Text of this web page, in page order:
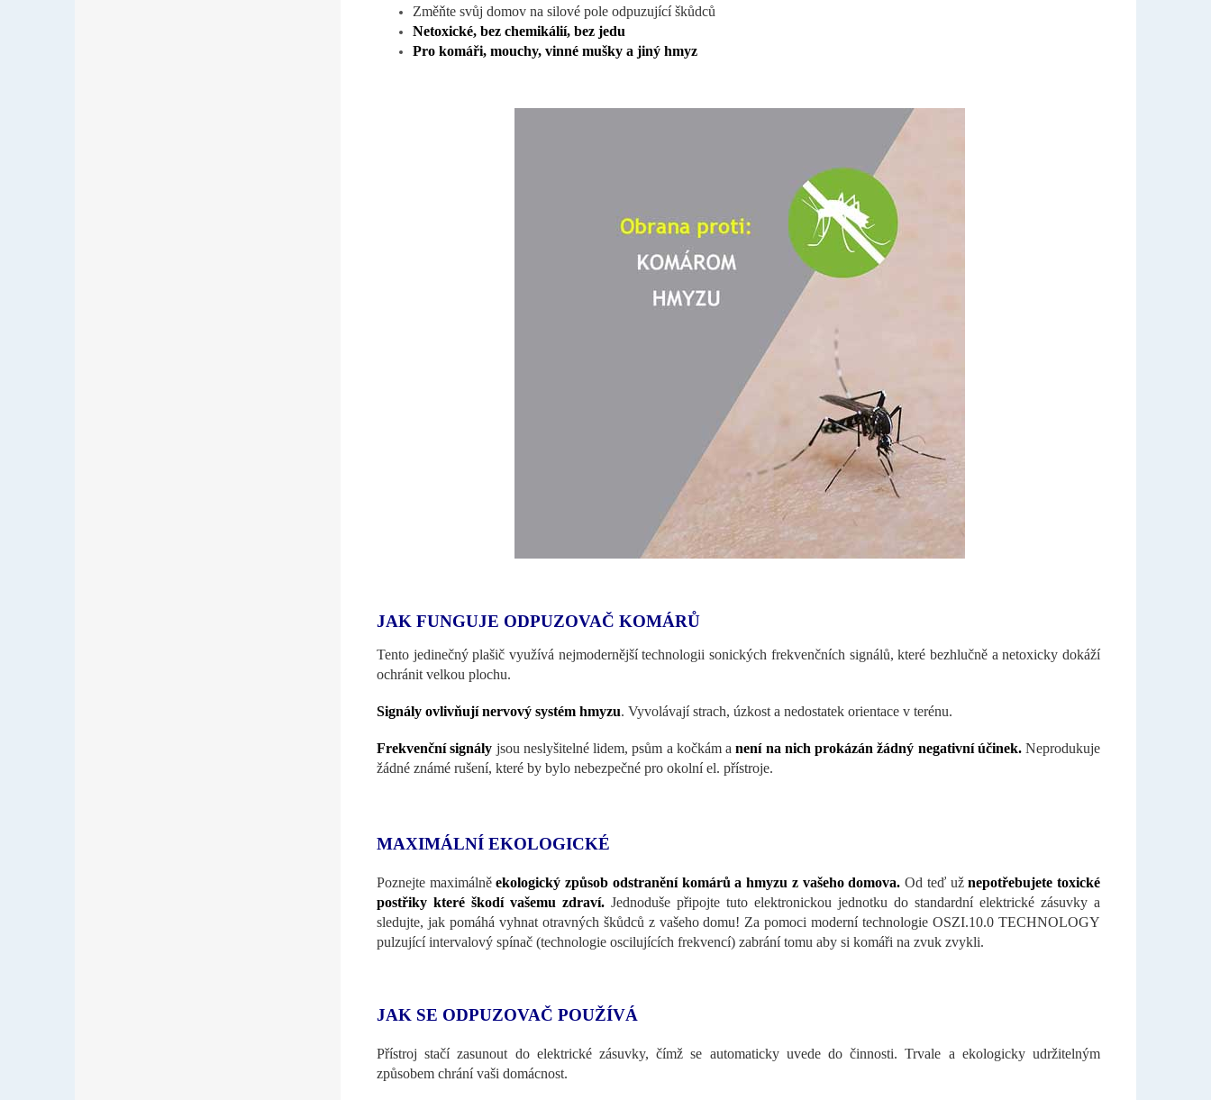
Změňte svůj domov na silové pole odpuzující škůdců
Netoxické, bez chemikálií, bez jedu
Pro komáři, mouchy, vinné mušky a jiný hmyz
JAK FUNGUJE ODPUZOVAČ KOMÁRŮ
Tento jedinečný plašič využívá nejmodernější technologii sonických frekvenčních signálů, které bezhlučně a netoxicky dokáží
ochránit velkou plochu.
Signály ovlivňují nervový systém hmyzu. Vyvolávají strach, úzkost a nedostatek orientace v terénu.
Frekvenční signály jsou neslyšitelné lidem, psům a kočkám anení na nich prokázán žádný negativní účinek.Neprodukuje
žádné známé rušení, které by bylo nebezpečné pro okolní el. přístroje.
MAXIMÁLNÍ EKOLOGICKÉ
Poznejte maximálněekologický způsob odstranění komárů a hmyzu z vašeho domova. Od teď užnepotřebujete toxické
postřiky které škodí vašemu zdraví. Jednoduše připojte tuto elektronickou jednotku do standardní elektrické zásuvky a
sledujte, jak pomáhá vyhnat otravných škůdců z vašeho domu! Za pomoci moderní technologie OSZI.10.0 TECHNOLOGY
pulzující intervalový spínač (technologie oscilujících frekvencí) zabrání tomu aby si komáři na zvuk zvykli.
JAK SE ODPUZOVAČ POUŽÍVÁ
Přístroj stačí zasunout do elektrické zásuvky, čímž se automaticky uvede do činnosti. Trvale a ekologicky udržitelným
způsobem chrání vaši domácnost.